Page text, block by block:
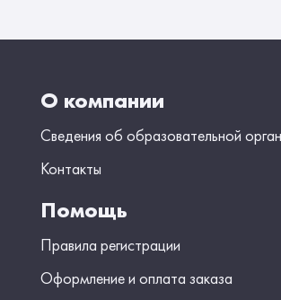
О компании
Сведения об образовательной
Контакты
Помощь
Правила регистрации
Оформление и оплата заказа